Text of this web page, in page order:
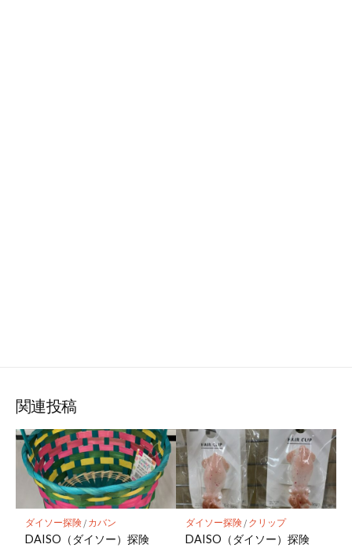
関連投稿
ダイソー探険/ カバン
DAISO（ダイソー）探険
ダイソー探険/ クリップ
DAISO（ダイソー）探険